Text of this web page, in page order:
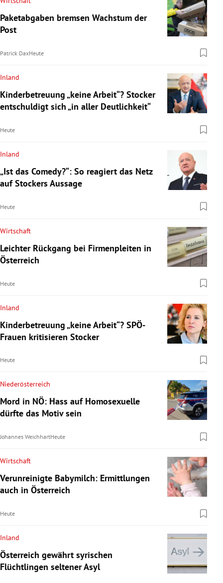
Paketabgaben bremsen Wachstum der
Post
Patrick DaxHeute
Inland
Kinderbetreuung „keine Arbeit“? Stocker
entschuldigt sich „in aller Deutlichkeit“
Heute
Inland
„Ist das Comedy?“: So reagiert das Netz
auf Stockers Aussage
Heute
Wirtschaft
Leichter Rückgang bei Firmenpleiten in
Österreich
Heute
Inland
Kinderbetreuung „keine Arbeit“? SPÖ-
Frauen kritisieren Stocker
Heute
Niederösterreich
Mord in NÖ: Hass auf Homosexuelle
dürfte das Motiv sein
Johannes WeichhartHeute
Wirtschaft
Verunreinigte Babymilch: Ermittlungen
auch in Österreich
Heute
Inland
Österreich gewährt syrischen
Flüchtlingen seltener Asyl